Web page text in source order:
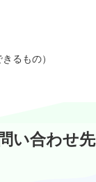
るもの）
い合わせ先